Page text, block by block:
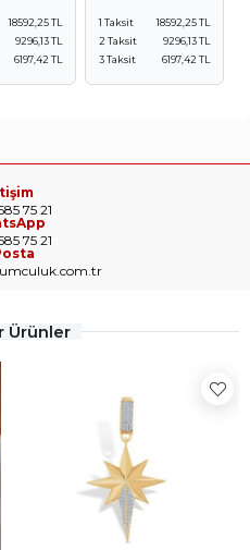
18592,25 TL
9296,13 TL
6197,42 TL
1 Taksit
18592,25 TL
2 Taksit
9296,13 TL
3 Taksit
6197,42 TL
75 21
75 21
Ürünler